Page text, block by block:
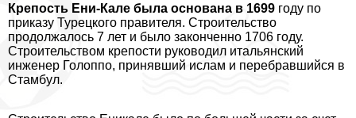
Крепость Ени-Кале была основана в 1699 году по
приказу Турецкого правителя. Строительство
продолжалось 7 лет и было законченно 1706 году.
Строительством крепости руководил итальянский
инженер Голоппо, принявший ислам и перебравшийся в
Стамбул.